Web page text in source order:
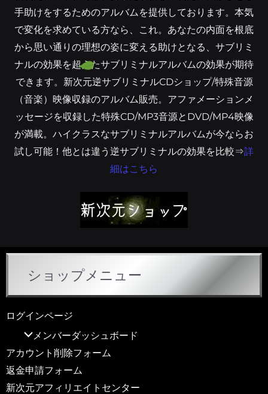
手助けをするためのアルバムを提供しております。本気
で変化を求めている方なら、これ。あなたの内面を根底
から思い通りの理想の姿に変える助けとなる、サブリミ
ナルの効果を超えたサブリミナルアルバムの効果が期待
できます。新次元逆サブリミナルCDショップ/特殊音源
（音楽）映像収録のアルバム販売。アファメーションメ
ッセージを収録した特殊CD/MP3音源とDVD/MP4映像
が満載。ハイクラスなサブリミナルアルバムが今ならお
試し可能！他とは違う逆サブリミナルの効果を比較⇒詳
細はこちら
ショップメニュー
ログインページ
メンバーダッシュボード
アカウント削除フォーム
返金申請フォーム
新次元アフィリエイトセンター